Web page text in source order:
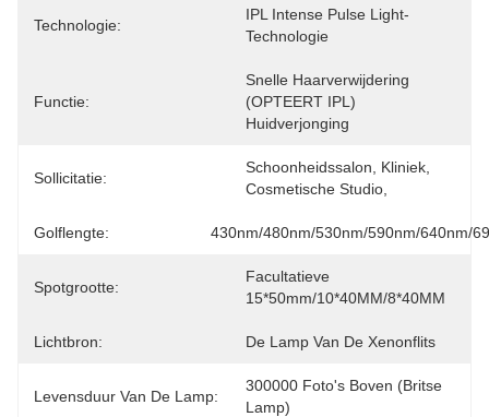
Technologie:
IPL Intense Pulse Light-
Technologie
Functie:
Snelle Haarverwijdering
(OPTEERT IPL)
Huidverjonging
Sollicitatie:
Schoonheidssalon, Kliniek,
Cosmetische Studio,
Golflengte: 430nm/480nm/530nm/590nm/640nm/
Spotgrootte:
Facultatieve
15*50mm/10*40MM/8*40MM
Lichtbron: De Lamp Van De Xenonflits
Levensduur Van De Lamp:
300000 Foto's Boven (Britse
Lamp)